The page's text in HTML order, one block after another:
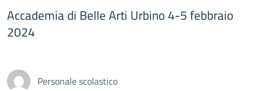
Accademia di Belle Arti Urbino 4-5 febbraio
2024
Personale scolastico